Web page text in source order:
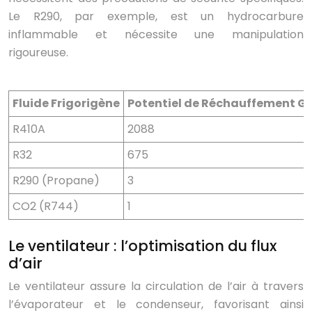
Le R290, par exemple, est un hydrocarbure
inflammable et nécessite une manipulation
rigoureuse.
Fluide Frigorigène Potentiel de Réchauffement
R410A
2088
R32
675
R290 (Propane)
3
CO2 (R744)
1
Le ventilateur : l’optimisation du flux
d’air
Le ventilateur assure la circulation de l’air à travers
l’évaporateur et le condenseur, favorisant ainsi